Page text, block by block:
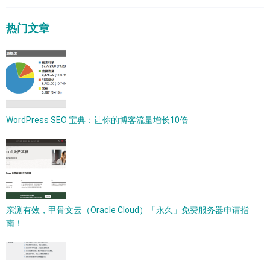
热门文章
WordPress SEO 宝典：让你的博客流量增长10倍
亲测有效，甲骨文云（Oracle Cloud）「永久」免费服务器申请指
南！